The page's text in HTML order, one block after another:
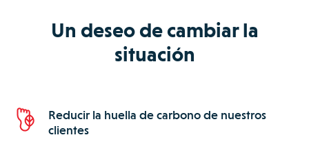
Un deseo de cambiar la
situación
Reducir la huella de carbono de nuestros
clientes